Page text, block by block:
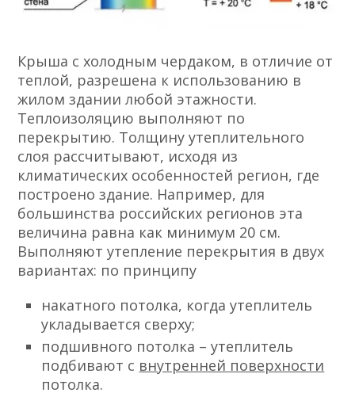
Крыша с холодным чердаком, в отличие от
теплой, разрешена к использованию в
жилом здании любой этажности.
Теплоизоляцию выполняют по
перекрытию. Толщину утеплительного
слоя рассчитывают, исходя из
климатических особенностей регион, где
построено здание. Например, для
большинства российских регионов эта
величина равна как минимум 20 см.
Выполняют утепление перекрытия в двух
вариантах: по принципу
накатного потолка, когда утеплитель
укладывается сверху;
подшивного потолка – утеплитель
подбивают с внутренней поверхности
потолка.